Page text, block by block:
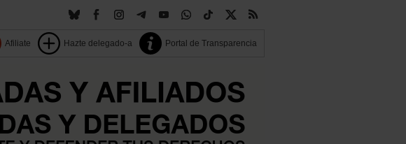
Afiliate Hazte delegado-a Portal de Transparencia